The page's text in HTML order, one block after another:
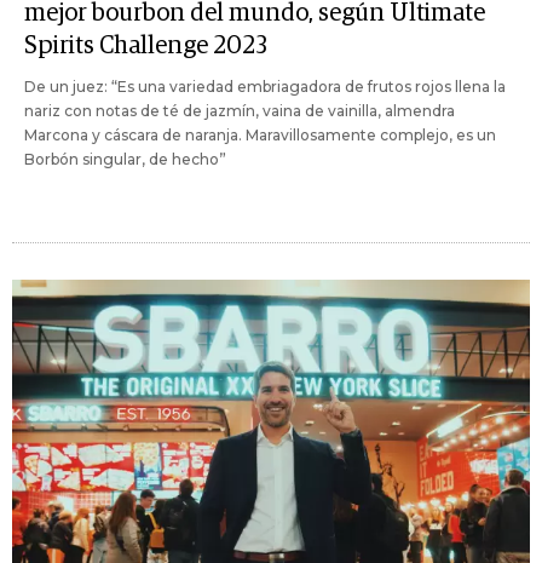
mejor bourbon del mundo, según Ultimate
Spirits Challenge 2023
De un juez: “Es una variedad embriagadora de frutos rojos llena la
nariz con notas de té de jazmín, vaina de vainilla, almendra
Marcona y cáscara de naranja. Maravillosamente complejo, es un
Borbón singular, de hecho”